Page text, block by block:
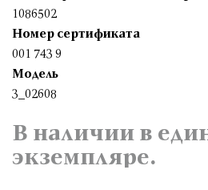
1086502
Номер сертификата
001 743 9
Модель
3_02608
В наличии в
экземпляре.